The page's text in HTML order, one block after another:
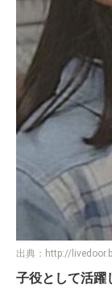
出典： http://
子役として活躍